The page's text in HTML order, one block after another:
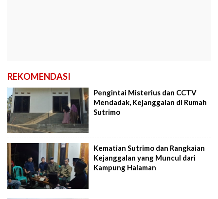
REKOMENDASI
Pengintai Misterius dan CCTV
Mendadak, Kejanggalan di Rumah
Sutrimo
Kematian Sutrimo dan Rangkaian
Kejanggalan yang Muncul dari
Kampung Halaman